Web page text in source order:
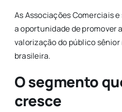
As Associações Comerciais
a oportunidade de promover
valorização do público
brasileira.
O segmento
cresce